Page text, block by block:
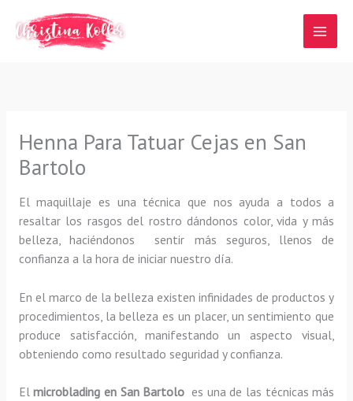
contenido
Henna Para Tatuar Cejas en San
Bartolo
El maquillaje es una técnica que nos ayuda a todos a
resaltar los rasgos del rostro dándonos color, vida y más
belleza, haciéndonos sentir más seguros, llenos de
confianza a la hora de iniciar nuestro día.
En el marco de la belleza existen infinidades de productos y
procedimientos, la belleza es un placer, un sentimiento que
produce satisfacción, manifestando un aspecto visual,
obteniendo como resultado seguridad y confianza.
Elmicroblading en San Bartolo es una de las técnicas más